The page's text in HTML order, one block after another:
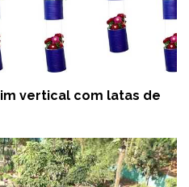
vertical com latas de